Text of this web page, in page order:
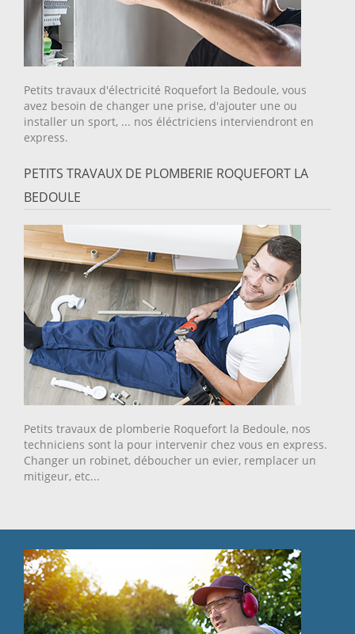
Petits travaux d'électricité Roquefort la Bedoule, vous
avez besoin de changer une prise, d'ajouter une ou
installer un sport, ... nos éléctriciens interviendront en
express.
PETITS TRAVAUX DE PLOMBERIE ROQUEFORT LA
BEDOULE
Petits travaux de plomberie Roquefort la Bedoule, nos
techniciens sont la pour intervenir chez vous en express.
Changer un robinet, déboucher un evier, remplacer un
mitigeur, etc...